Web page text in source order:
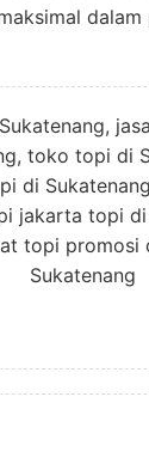
toko topi di
di
jakarta topi
topi
Sukatenang